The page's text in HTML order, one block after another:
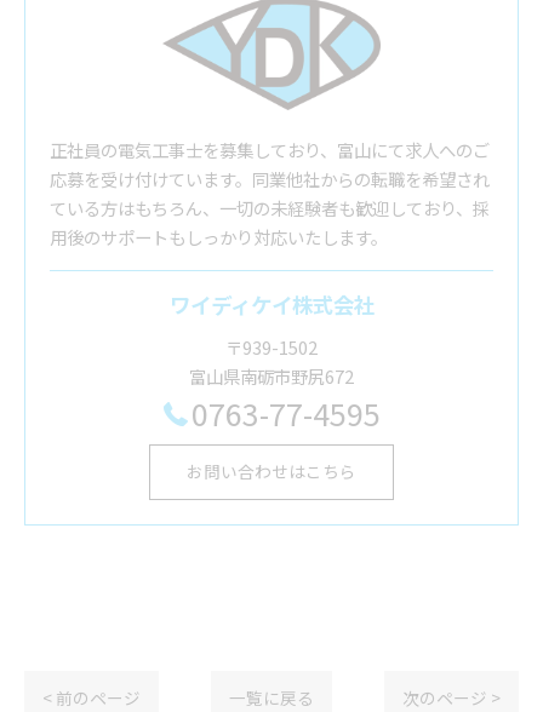
正社員の電気工事士を募集しており、富山にて求人へのご
応募を受け付けています。同業他社からの転職を希望され
ている方はもちろん、一切の未経験者も歓迎しており、採
用後のサポートもしっかり対応いたします。
ワイディケイ株式会社
〒939-1502
富山県南砺市野尻672
0763-77-4595
お問い合わせはこちら
< 前のページ 一覧に戻る 次のページ >